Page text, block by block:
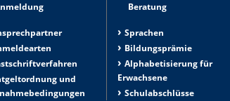
und
Beratung
Sprachen
Bildungsprämie
Alphabetisierung für
Erwachsene
Schulabschlüsse